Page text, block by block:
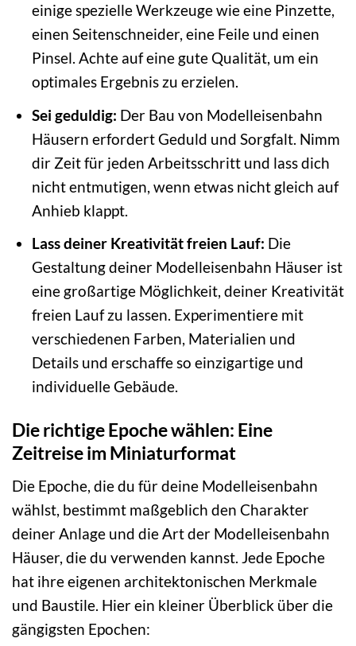
einige spezielle Werkzeuge wie eine Pinzette,
einen Seitenschneider, eine Feile und einen
Pinsel. Achte auf eine gute Qualität, um ein
optimales Ergebnis zu erzielen.
Sei geduldig: Der Bau von Modelleisenbahn
Häusern erfordert Geduld und Sorgfalt. Nimm
dir Zeit für jeden Arbeitsschritt und lass dich
nicht entmutigen, wenn etwas nicht gleich auf
Anhieb klappt.
Lass deiner Kreativität freien Lauf: Die
Gestaltung deiner Modelleisenbahn Häuser ist
eine großartige Möglichkeit, deiner Kreativität
freien Lauf zu lassen. Experimentiere mit
verschiedenen Farben, Materialien und
Details und erschaffe so einzigartige und
individuelle Gebäude.
Die richtige Epoche wählen: Eine
Zeitreise im Miniaturformat
Die Epoche, die du für deine Modelleisenbahn
wählst, bestimmt maßgeblich den Charakter
deiner Anlage und die Art der Modelleisenbahn
Häuser, die du verwenden kannst. Jede Epoche
hat ihre eigenen architektonischen Merkmale
und Baustile. Hier ein kleiner Überblick über die
gängigsten Epochen: